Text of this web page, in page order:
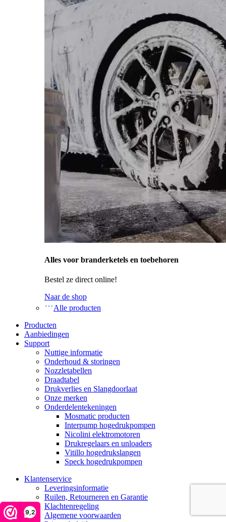
9,2
Alles voor branderketels en toebehoren
Bestel ze direct online!
Naar de shop
Alle producten
Producten
Aanbiedingen
Support
Nuttige informatie
Onderhoud & storingen
Nozzletabellen
Draadtabel
Drukverlies en Slangdoorlaat
Onze merken
Onderdelentekeningen
Mosmatic producten
Interpump hogedrukpompen
Nicolini elektromotoren
Drukregelaars en unloaders
Vitillo hogedrukslangen
Speck hogedrukpompen
Klantenservice
Leveringsinformatie
Ruilen, Retourneren en Garantie
Klachtenregeling
Algemene voorwaarden